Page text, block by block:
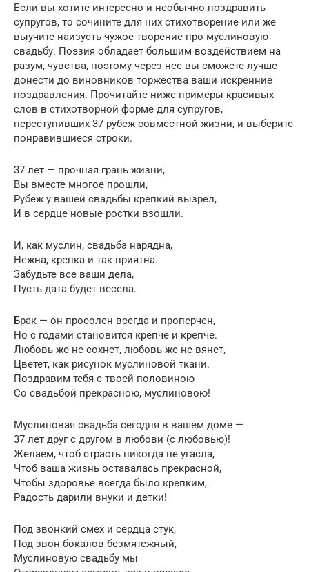
Если вы хотите интересно и необычно поздравить
супругов, то сочините для них стихотворение или же
выучите наизусть чужое творение про муслиновую
свадьбу. Поэзия обладает большим воздействием на
разум, чувства, поэтому через нее вы сможете лучше
донести до виновников торжества ваши искренние
поздравления. Прочитайте ниже примеры красивых
слов в стихотворной форме для супругов,
переступивших 37 рубеж совместной жизни, и выберите
понравившиеся строки.
37 лет — прочная грань жизни,
Вы вместе многое прошли,
Рубеж у вашей свадьбы крепкий вызрел,
И в сердце новые ростки взошли.
И, как муслин, свадьба нарядна,
Нежна, крепка и так приятна.
Забудьте все ваши дела,
Пусть дата будет весела.
Брак — он просолен всегда и проперчен,
Но с годами становится крепче и крепче.
Любовь же не сохнет, любовь же не вянет,
Цветет, как рисунок муслиновой ткани.
Поздравим тебя с твоей половиною
Со свадьбой прекрасною, муслиновою!
Муслиновая свадьба сегодня в вашем доме —
37 лет друг с другом в любови (с любовью)!
Желаем, чтоб страсть никогда не угасла,
Чтоб ваша жизнь оставалась прекрасной,
Чтобы здоровье всегда было крепким,
Радость дарили внуки и детки!
Под звонкий смех и сердца стук,
Под звон бокалов безмятежный,
Муслиновую свадьбу мы